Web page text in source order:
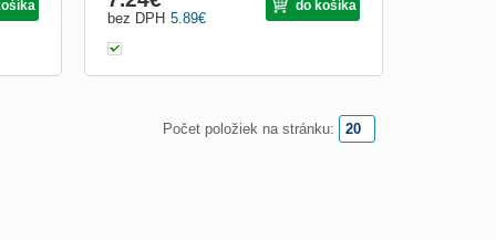
5.89€
bez DPH
do košíka
Počet položiek na stránku: